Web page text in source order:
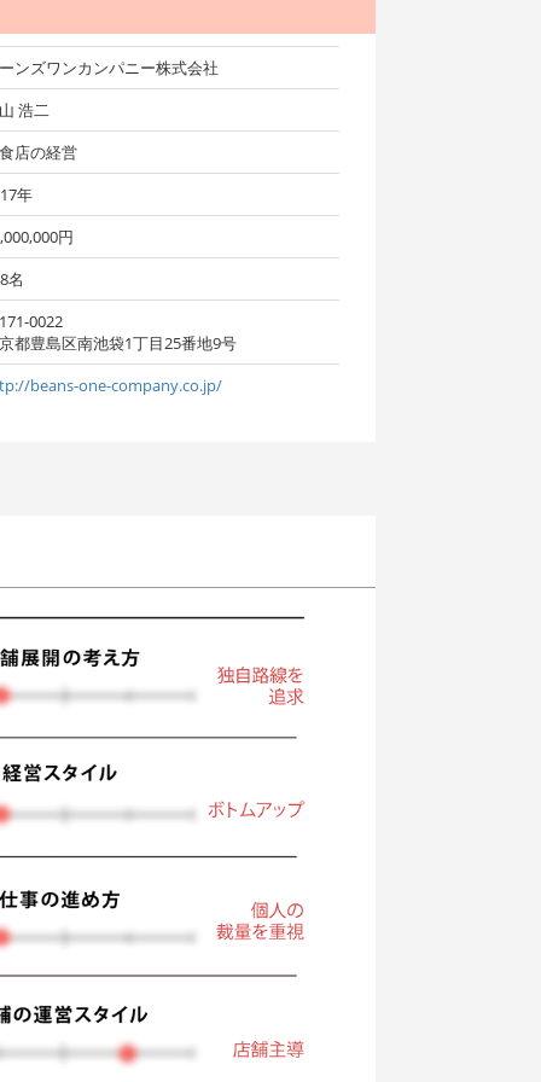
ンズワンカンパニー株式会社
浩二
店の経営
年
円
名
0022
都豊島区南池袋1丁目25番地9号
beans-one-company.co.jp/